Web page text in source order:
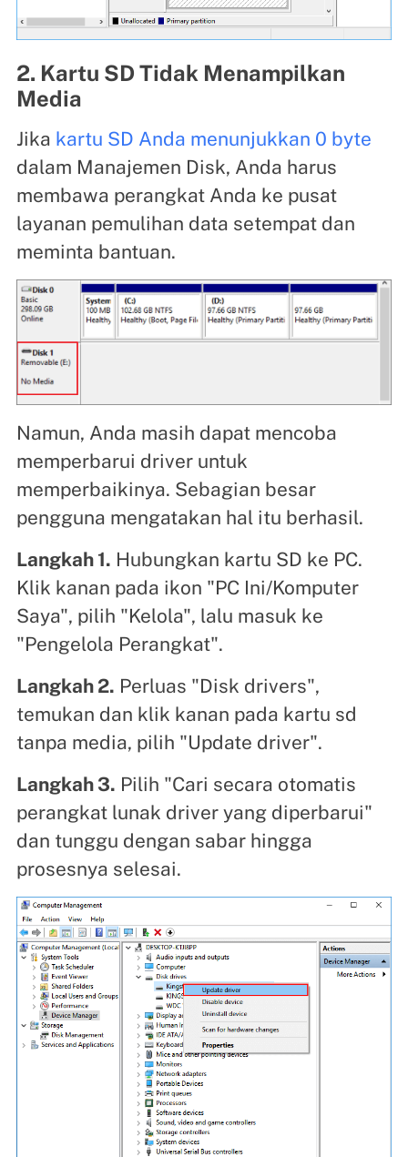
2. Kartu SD Tidak Menampilkan
Media
Jika kartu SD Anda menunjukkan 0 byte
dalam Manajemen Disk, Anda harus
membawa perangkat Anda ke pusat
layanan pemulihan data setempat dan
meminta bantuan.
Namun, Anda masih dapat mencoba
memperbarui driver untuk
memperbaikinya. Sebagian besar
pengguna mengatakan hal itu berhasil.
Langkah 1. Hubungkan kartu SD ke PC.
Klik kanan pada ikon "PC Ini/Komputer
Saya", pilih "Kelola", lalu masuk ke
"Pengelola Perangkat".
Langkah 2. Perluas "Disk drivers",
temukan dan klik kanan pada kartu sd
tanpa media, pilih "Update driver".
Langkah 3. Pilih "Cari secara otomatis
perangkat lunak driver yang diperbarui"
dan tunggu dengan sabar hingga
prosesnya selesai.